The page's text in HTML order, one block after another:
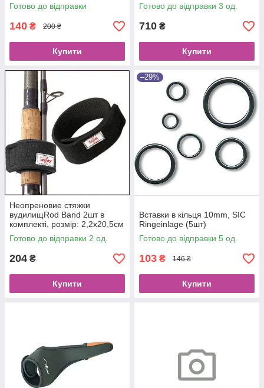
Готово до відправки
140 ₴ 200 ₴
Купити
Готово до відправки 3 од.
710 ₴
Купити
Неопреновие стяжки
вудилищRod Band 2шт в
комплекті, розмір: 2,2x20,5см
Готово до відправки 2 од.
204 ₴
Купити
–29%
Вставки в кільця 10mm, SIC
Ringeinlage (5шт)
Готово до відправки 5 од.
103 ₴ 146 ₴
Купити